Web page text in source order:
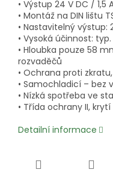
• Výstup 24 V DC / 1,5
• Montáž na DIN lištu
• Nastavitelný výstup:
• Vysoká účinnost: typ.
• Hloubka pouze 58
rozvaděčů
• Ochrana proti
• Samochladicí – bez
• Nízká spotřeba ve
• Třída ochrany II, krytí
Detailní informace